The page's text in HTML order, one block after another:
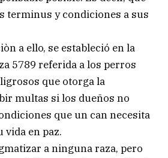
terminus y condiciones a sus
a ello, se estableció en la
5789 referida a los perros
que otorga la
multas si los dueños no
que un can necesita
en paz.
a ninguna raza, pero